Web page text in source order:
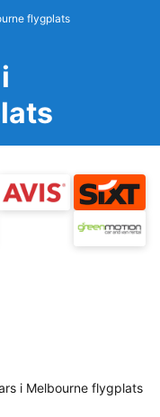
flygplats
i Melbourne flygplats